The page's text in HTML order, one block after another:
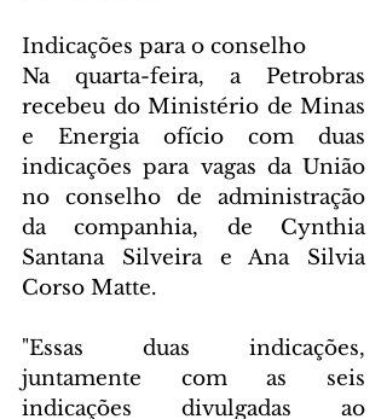
Indicações para o conselho
Na quarta-feira, a Petrobras
recebeu do Ministério de Minas
e Energia ofício com duas
indicações para vagas da União
no conselho de administração
da companhia, de Cynthia
Santana Silveira e Ana Silvia
Corso Matte.
"Essas duas indicações,
juntamente com as seis
indicações divulgadas ao